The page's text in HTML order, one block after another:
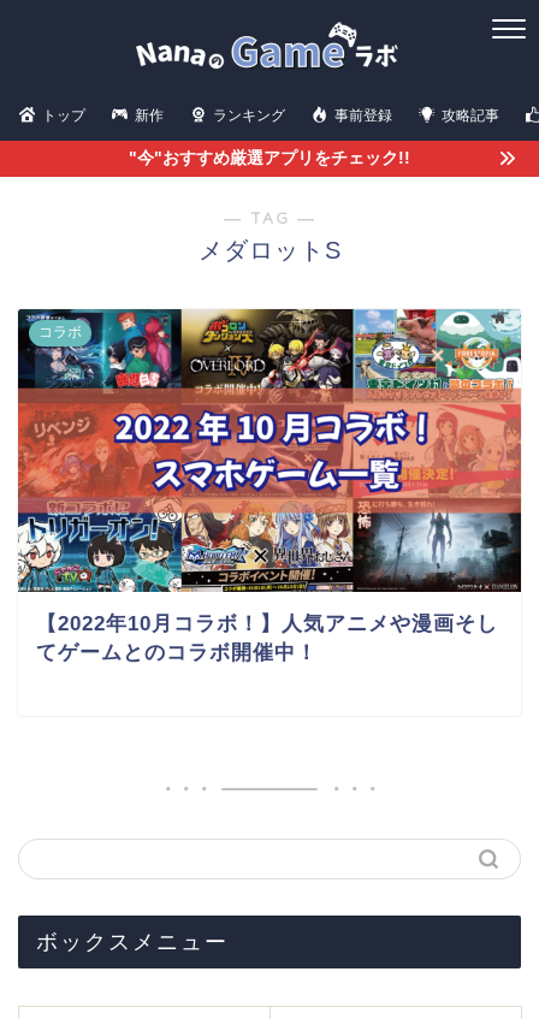
トップ 新作 ランキング 事前登録 攻略記事
"今"おすすめ厳選アプリをチェック!!
― TAG ―
メダロットS
コラボ
【2022年10月コラボ！】人気アニメや漫画そし
てゲームとのコラボ開催中！
ボックスメニュー